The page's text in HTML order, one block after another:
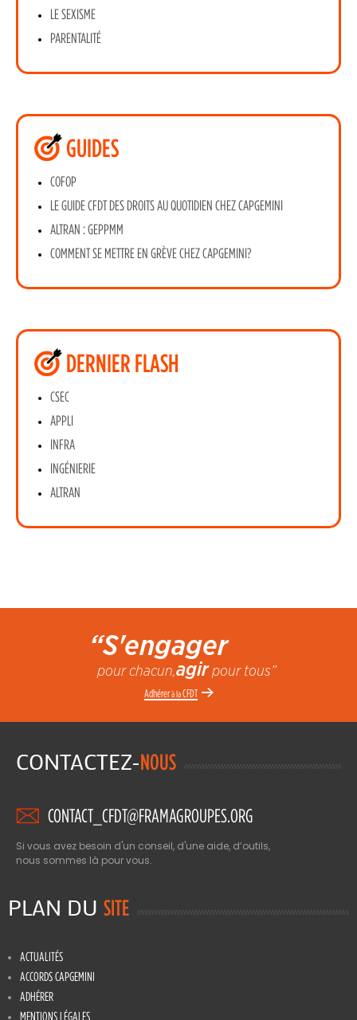
LE SEXISME
PARENTALITÉ
GUIDES
COFOP
LE GUIDE CFDT DES DROITS AU QUOTIDIEN CHEZ CAPGEMINI
ALTRAN : GEPPMM
COMMENT SE METTRE EN GRÈVE CHEZ CAPGEMINI?
DERNIER FLASH
CSEC
APPLI
INFRA
INGÉNIERIE
ALTRAN
“S'engager
pour chacun,agirpour tous”
Adhérerà laCFDT
CONTACTEZ-NOUS
CONTACT_CFDT@FRAMAGROUPES.ORG
Si vous avez besoin d'un conseil, d'une aide, d’outils,
nous sommes là pour vous.
PLAN DU SITE
ACTUALITÉS
ACCORDS CAPGEMINI
ADHÉRER
MENTIONS LÉGALES